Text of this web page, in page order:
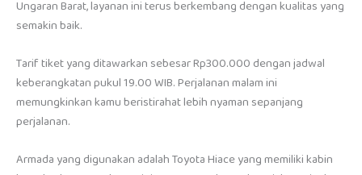
Ungaran Barat, layanan ini terus berkembang dengan kualitas yang
semakin baik.
Tarif tiket yang ditawarkan sebesar Rp300.000 dengan jadwal
keberangkatan pukul 19.00 WIB. Perjalanan malam ini
memungkinkan kamu beristirahat lebih nyaman sepanjang
perjalanan.
Armada yang digunakan adalah Toyota Hiace yang memiliki kabin